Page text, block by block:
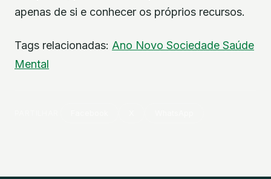
apenas de si e conhecer os próprios recursos.
Tags relacionadas: Ano Novo Sociedade Saúde
Mental